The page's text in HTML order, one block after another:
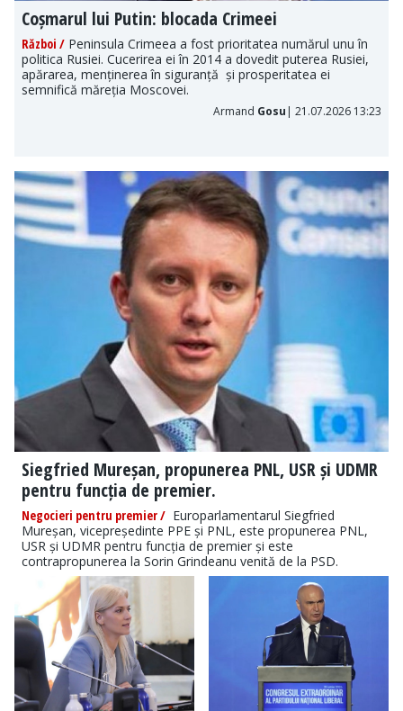
Coșmarul lui Putin: blocada Crimeei
Război / Peninsula Crimeea a fost prioritatea numărul unu în
politica Rusiei. Cucerirea ei în 2014 a dovedit puterea Rusiei,
apărarea, menținerea în siguranță și prosperitatea ei
semnifică măreția Moscovei.
Armand Gosu | 21.07.2026 13:23
Siegfried Mureșan, propunerea PNL, USR și UDMR
pentru funcția de premier.
Negocieri pentru premier / Europarlamentarul Siegfried
Mureșan, vicepreședinte PPE și PNL, este propunerea PNL,
USR și UDMR pentru funcția de premier și este
contrapropunerea la Sorin Grindeanu venită de la PSD.